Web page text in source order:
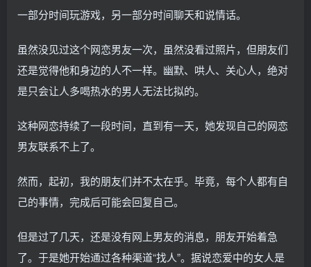
一部分时间玩游戏，另一部分时间聊天和说情话。
虽然没见过这个网恋男友一次，虽然没看过照片，但朋友们
还是觉得他和身边的人不一样。幽默、哄人、关心人，绝对
是只会让人多喝热水的男人无法比拟的。
这种网恋持续了一段时间，直到有一天，她发现自己的网恋
男友联系不上了。
然而，起初，我的朋友们并不太在乎。毕竟，每个人都有自
己的事情，完成后可能会回复自己。
但是过了几天，还是没有网上男友的消息，朋友开始着急
了。于是她开始通过各种渠道“找人”。据说恋爱中的女人是